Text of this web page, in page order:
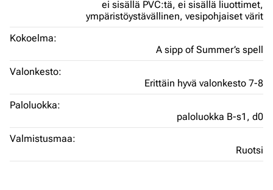
ei sisällä PVC:tä, ei sisällä liuottimet,
ympäristöystävällinen, vesipohjaiset värit
Kokoelma:
A sipp of Summer’s spell
Valonkesto:
Erittäin hyvä valonkesto 7-8
Paloluokka:
paloluokka B-s1, d0
Valmistusmaa:
Ruotsi